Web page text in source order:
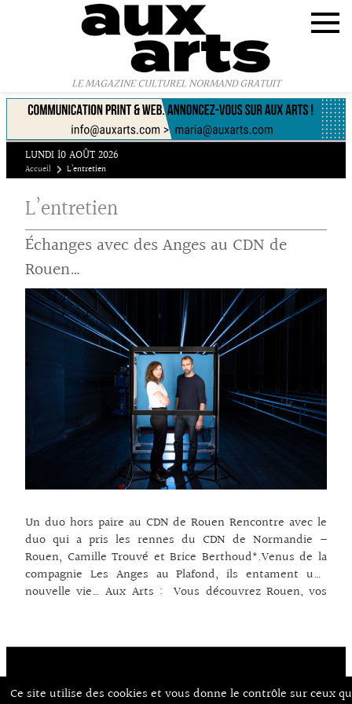
LE MAGAZINE CULTUREL NORMAND GRATUIT
LUNDI 10 AOÛT 2026
Accueil L’entretien
L’entretien
Échanges avec des Anges au CDN de
Rouen…
Un duo hors paire au CDN de Rouen Rencontre avec le
duo qui a pris les rennes du CDN de Normandie –
Rouen, Camille Trouvé et Brice Berthoud*.Venus de la
compagnie Les Anges au Plafond, ils entament une
nouvelle vie… Aux Arts : Vous découvrez Rouen, vos
décor, ici l’architecture et la Seine, ça dégage des
évident que l’on va travailler avec l’Opéra, le Rive
Contact
À Propos d’Aux Arts
Panneau de gestion des cookies
Ce site utilise des cookies et vous donne le contrôle sur ceux